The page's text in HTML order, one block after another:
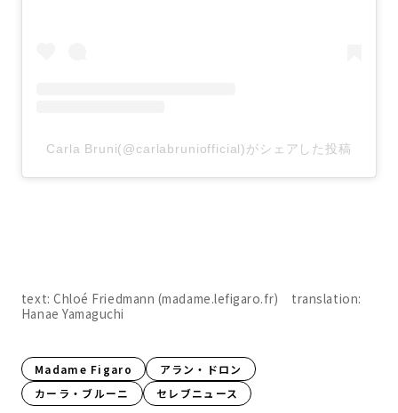
Carla Bruni(@carlabruniofficial)がシェアした投稿
text: Chloé Friedmann (madame.lefigaro.fr) translation:
Hanae Yamaguchi
Madame Figaro
アラン・ドロン
カーラ・ブルーニ
セレブニュース